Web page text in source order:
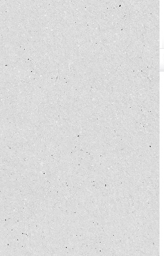
ィッティ ロワーリング ブロック (3インチ)
9,900円 (税込)